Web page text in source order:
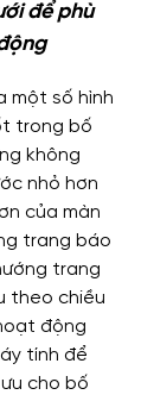
để phù
một số hình
trong bố
không
nhỏ hơn
của màn
trang báo
trang
theo chiều
động
tính để
cho bố